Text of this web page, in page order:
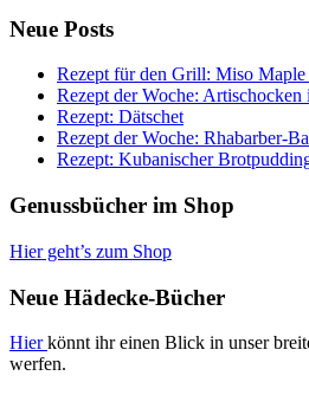
Neue Posts
Rezept für den Grill: Miso Maple
Rezept der Woche:
Rezept: Dätschet
Rezept der Woche: Rhabarber-
Rezept: Kubanischer
Genussbücher im Shop
Hier geht’s zum Shop
Neue Hädecke-Bücher
Hierkönnt ihr einen Blick in unser
werfen.